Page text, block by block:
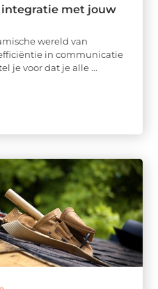
integratie met jouw
wereld van
in communicatie
je voor dat je alle ...